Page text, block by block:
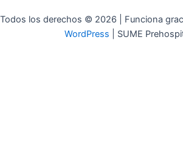
Todos los derechos © 2026 | Funciona
WordPress | SUME